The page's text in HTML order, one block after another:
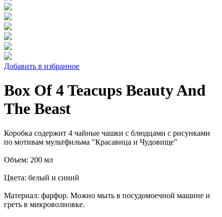
Добавить в избранное
Box Of 4 Teacups Beauty And
The Beast
Коробка содержит 4 чайные чашки с блюдцами с рисунками
по мотивам мультфильма "Красавица и Чудовище"
Объем: 200 мл
Цвета: белый и синий
Материал: фарфор. Можно мыть в посудомоечной машине и
греть в микроволновке.